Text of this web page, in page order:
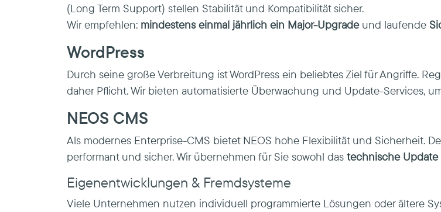
(Long Term Support) stellen Stabilität und Kompatibilität sicher.
Wir empfehlen: mindestens einmal jährlich ein Major-Upgradeund laufende
WordPress
Durch seine große Verbreitung ist WordPress ein beliebtes Ziel für Angriffe.
daher Pflicht. Wir bieten automatisierte Überwachung und Update-Services,
NEOS CMS
Als modernes Enterprise-CMS bietet NEOS hohe Flexibilität und Sicherheit.
performant und sicher. Wir übernehmen für Sie sowohl das technische Update
Eigenentwicklungen & Fremdsysteme
Viele Unternehmen nutzen individuell programmierte Lösungen oder ältere